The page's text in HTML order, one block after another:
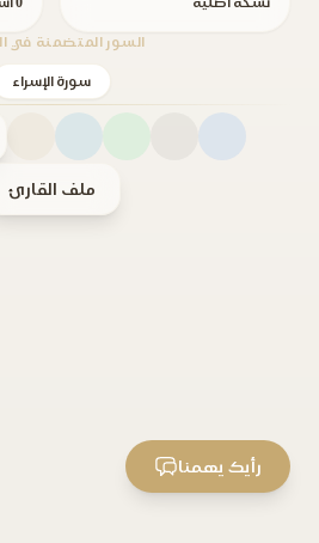
السور المتضمنة في
سورة الإسراء
ملف القارئ
رأيك يهمنا